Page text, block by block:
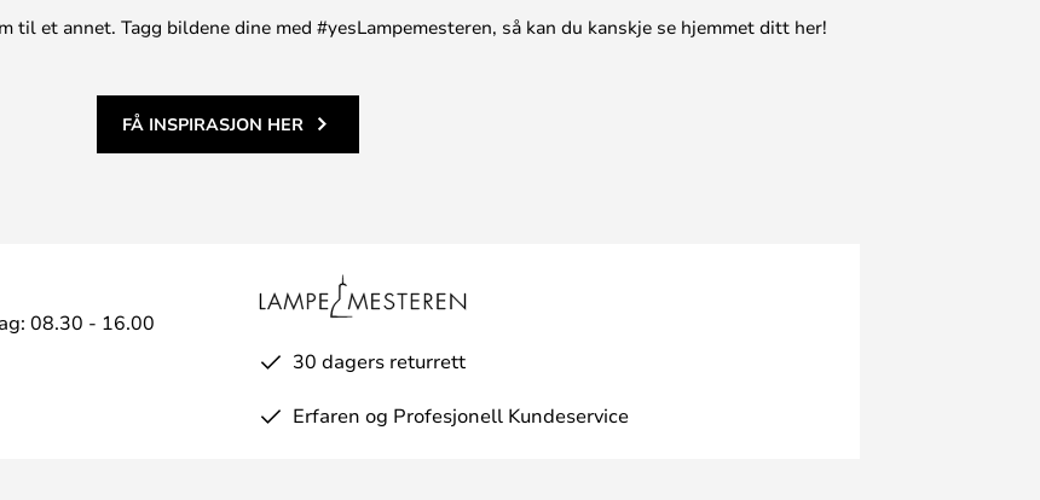
et annet. Tagg bildene dine med #yesLampemesteren, så kan du kanskje se hjemmet ditt her!
FÅ INSPIRASJON HER
08.30 - 16.00
30 dagers returrett
Erfaren og Profesjonell Kundeservice